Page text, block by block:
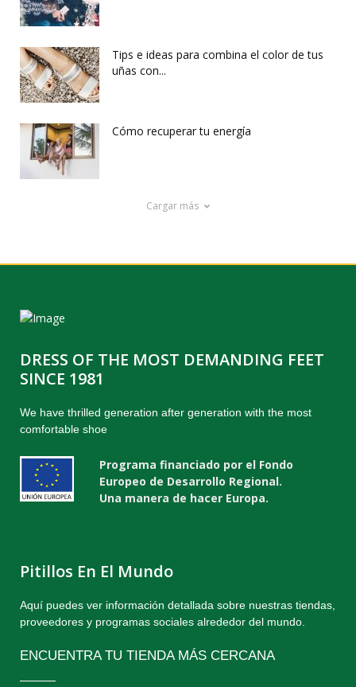
Tips e ideas para combina el color de tus
uñas con...
Cómo recuperar tu energía
Cargar más
DRESS OF THE MOST DEMANDING FEET
SINCE 1981
We have thrilled generation after generation with the most
comfortable shoe
Programa financiado por el Fondo
Europeo de Desarrollo Regional.
Una manera de hacer Europa.
Pitillos En El Mundo
Aquí puedes ver información detallada sobre nuestras tiendas,
proveedores y programas sociales alrededor del mundo.
ENCUENTRA TU TIENDA MÁS CERCANA